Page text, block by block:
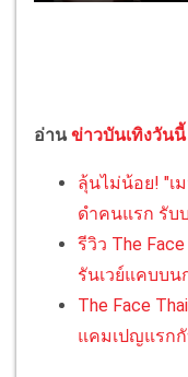
อ่านข่าวบันเทิงวันนี้
ลุ้นไม่น้อย! "เ
ดำคนแรก รับ
รีวิว The Face
รันเวย์แคบบ
The Face
แคมเปญแรก